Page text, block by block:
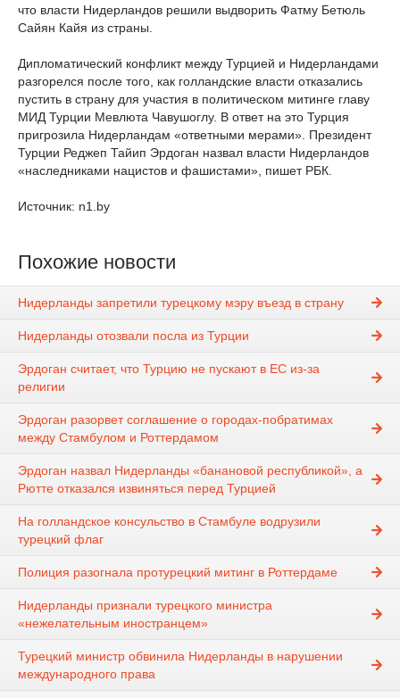
что власти Нидерландов решили выдворить Фатму Бетюль
Сайян Кайя из страны.
Дипломатический конфликт между Турцией и Нидерландами
разгорелся после того, как голландские власти отказались
пустить в страну для участия в политическом митинге главу
МИД Турции Мевлюта Чавушоглу. В ответ на это Турция
пригрозила Нидерландам «ответными мерами». Президент
Турции Реджеп Тайип Эрдоган назвал власти Нидерландов
«наследниками нацистов и фашистами», пишет РБК.
Источник: n1.by
Похожие новости
Нидерланды запретили турецкому мэру въезд в страну
Нидерланды отозвали посла из Турции
Эрдоган считает, что Турцию не пускают в ЕС из-за
религии
Эрдоган разорвет соглашение о городах-побратимах
между Стамбулом и Роттердамом
Эрдоган назвал Нидерланды «банановой республикой», а
Рютте отказался извиняться перед Турцией
На голландское консульство в Стамбуле водрузили
турецкий флаг
Полиция разогнала протурецкий митинг в Роттердаме
Нидерланды признали турецкого министра
«нежелательным иностранцем»
Турецкий министр обвинила Нидерланды в нарушении
международного права